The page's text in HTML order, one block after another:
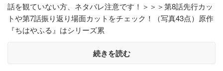
話を観ていない方、ネタバレ注意です！＞＞＞第8話先行カッ
トや第7話振り返り場面カットをチェック！（写真43点）原作
『ちはやふる』はシリーズ累
続きを読む